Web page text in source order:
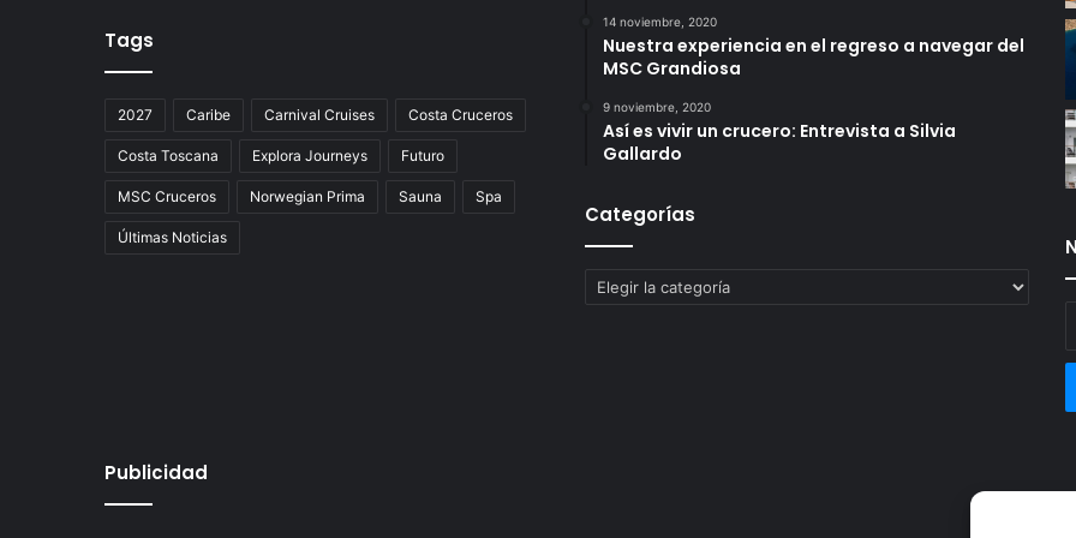
Tags
2027 Caribe Carnival Cruises Costa Cruceros
Costa Toscana Explora Journeys Futuro
MSC Cruceros Norwegian Prima Sauna Spa
Últimas Noticias
14 noviembre, 2020
Nuestra experiencia en el regreso a navegar del
MSC Grandiosa
9 noviembre, 2020
Así es vivir un crucero: Entrevista a Silvia
Gallardo
Categorías
Categorías
Publicidad